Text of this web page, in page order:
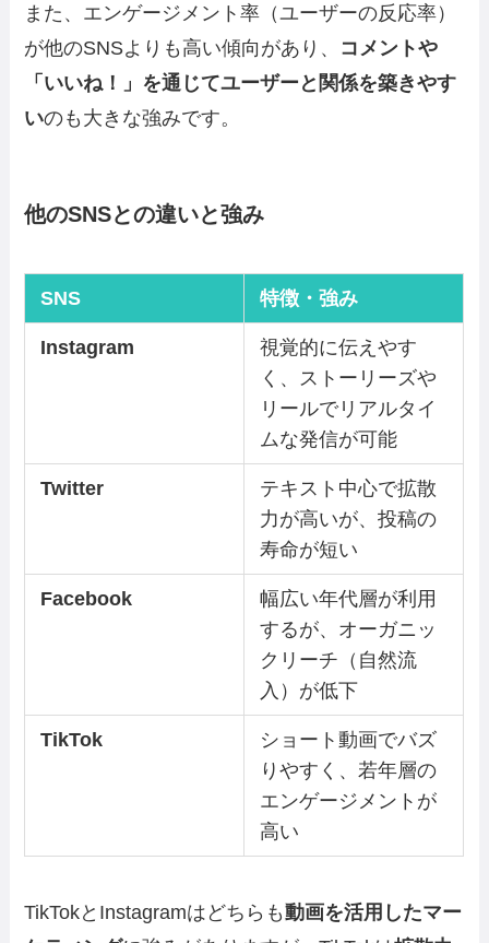
また、エンゲージメント率（ユーザーの反応率）
が他のSNSよりも高い傾向があり、 コメントや
「いいね！」を通じてユーザーと関係を築きやす
いのも大きな強みです。
他のSNSとの違いと強み
SNS 特徴・強み
Instagram
視覚的に伝えやす
く、ストーリーズや
リールでリアルタイ
ムな発信が可能
Twitter
テキスト中心で拡散
力が高いが、投稿の
寿命が短い
Facebook
幅広い年代層が利用
するが、オーガニッ
クリーチ（自然流
入）が低下
TikTok
ショート動画でバズ
りやすく、若年層の
エンゲージメントが
高い
TikTokとInstagramはどちらも動画を活用したマー